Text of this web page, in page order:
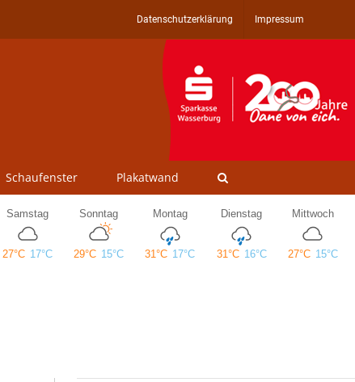
Datenschutzerklärung Impressum
Schaufenster Plakatwand